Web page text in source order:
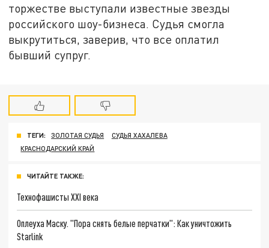
торжестве выступали известные звезды
российского шоу-бизнеса. Судья смогла
выкрутиться, заверив, что все оплатил
бывший супруг.
ТЕГИ: ЗОЛОТАЯ СУДЬЯ
СУДЬЯ ХАХАЛЕВА
КРАСНОДАРСКИЙ КРАЙ
ЧИТАЙТЕ ТАКЖЕ:
Технофашисты XXI века
Оплеуха Маску. "Пора снять белые перчатки": Как уничтожить
Starlink